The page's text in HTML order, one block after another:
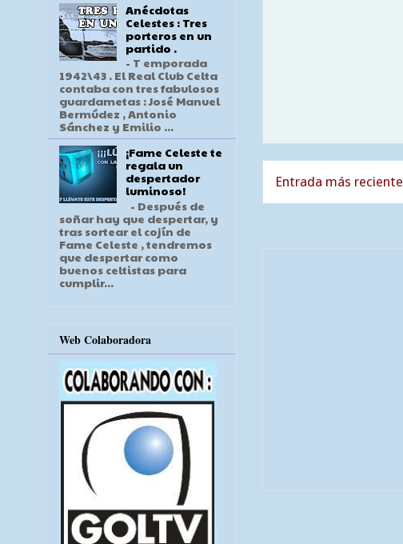
Entrada más reciente
Anécdotas
Celestes : Tres
porteros en un
partido .
- T emporada
1942\43 . El Real Club Celta
contaba con tres fabulosos
guardametas : José Manuel
Bermúdez , Antonio
Sánchez y Emilio ...
¡Fame Celeste te
regala un
despertador
luminoso!
- Después de
soñar hay que despertar, y
tras sortear el cojín de
Fame Celeste , tendremos
que despertar como
buenos celtistas para
cumplir...
Web Colaboradora